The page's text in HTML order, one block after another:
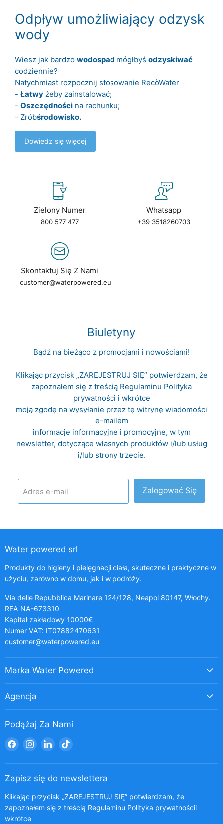
Odpływ umożliwiający odzysk
wody
Wiesz jak bardzo wodospad mógłbyś odzyskiwać
codziennie?
Natychmiast rozpocznij stosowanie RecòWater
- Łatwy żeby zainstalować;
- Oszczędności na rachunku;
- Zróbśrodowisko.
Dowiedz się więcej
Zielony Numer
800 577 477
Whatsapp
+39 3518260703
Skontaktuj Się Z Nami
customer@waterpowered.eu
Biuletyny
Bądź na bieżąco z promocjami i nowościami!
Klikając przycisk „ZAREJESTRUJ SIĘ” potwierdzam, że
zapoznałem się z treścią Regulaminu Polityka
prywatności i wkrótce
moją zgodę na wysyłanie przez tę witrynę wiadomości
e-mailem
informacje informacyjne i promocyjne, w tym
newsletter, dotyczące własnych produktów i/lub usług
i/lub strony trzecie.
Adres e-mail Zalogować Się
Water powered srl
Produkty do higieny i pielęgnacji ciała, skuteczne i praktyczne w
użyciu, zarówno w domu, jak i w podróży.
Via delle Repubblica Marinare 124/128, Neapol 80147, Włochy.
REA NA-673310
Kapitał zakładowy 10000€
Numer VAT: IT07882470631
customer@waterpowered.eu
Marka Water Powered
Agencja
Podążaj Za Nami
Znajdź
nas
na
Facebook
Znajdź
nas
na
Instagram
Znajdź
nas
na
LinkedIn
Znajdź
na
TikTok
Zapisz się do newslettera
Klikając przycisk „ZAREJESTRUJ SIĘ” potwierdzam, że
zapoznałem się z treścią Regulaminu Polityka prywatnościi
wkrótce